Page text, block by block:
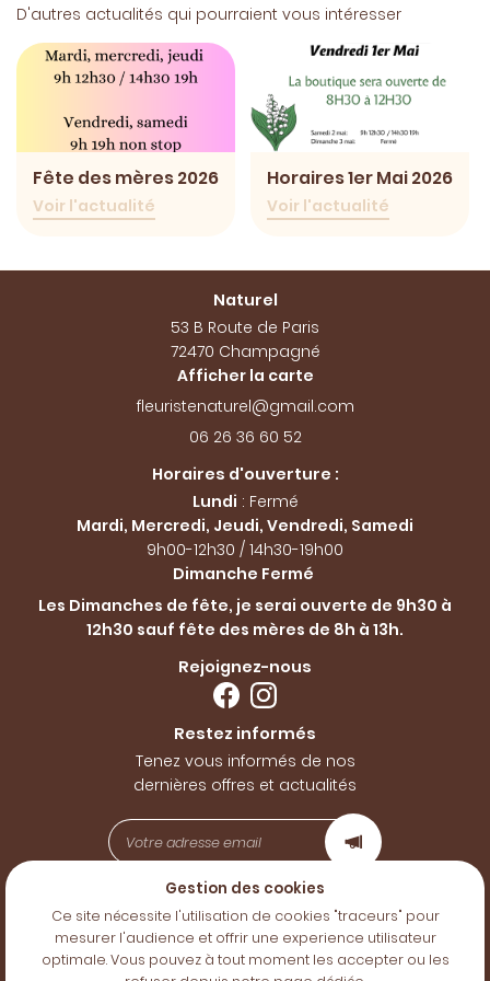
Création
En Image
Avis
Actualités
Contact
Restez
INSCRIPTION
D'autres actualités qui pourraient vous intéresser
Fête des mères 2026
Voir l'actualité
Horaires 1er Mai 2026
Voir l'actualité
Naturel
53 B Route de Paris
72470 Champagné
Afficher la carte
06 26 36 60 52
Horaires d'ouverture :
Lundi : Fermé
Mardi, Mercredi, Jeudi, Vendredi, Samedi
9h00-12h30 / 14h30-19h00
Dimanche Fermé
Les Dimanches de fête, je serai ouverte de 9h30 à
12h30 sauf fête des mères de 8h à 13h.
Rejoignez-nous
Restez informés
Tenez vous informés de nos
dernières offres et actualités
Mentions Légales
Conditions générales d'utilisation
Politique de confidentialité
Gestion des cookies
Gestion des cookies
Ce site nécessite l'utilisation de cookies "traceurs" pour
mesurer l'audience et offrir une experience utilisateur
optimale. Vous pouvez à tout moment les accepter ou les